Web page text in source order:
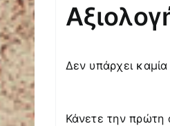
Δεν υπάρχει
Κάνετε την πρώτη